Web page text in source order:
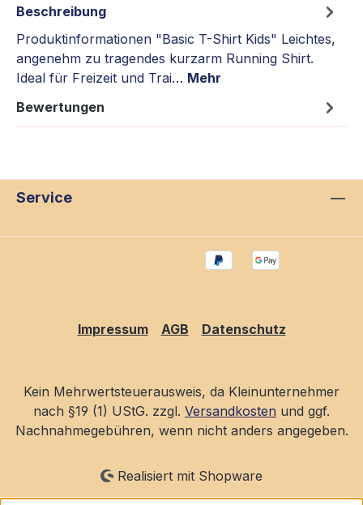
Beschreibung
Produktinformationen "Basic T-Shirt Kids" Leichtes,
angenehm zu tragendes kurzarm Running Shirt.
Ideal für Freizeit und Trai… Mehr
Bewertungen
Service
Impressum AGB Datenschutz
Kein Mehrwertsteuerausweis, da Kleinunternehmer
nach §19 (1) UStG. zzgl. Versandkosten und ggf.
Nachnahmegebühren, wenn nicht anders angegeben.
Realisiert mit Shopware